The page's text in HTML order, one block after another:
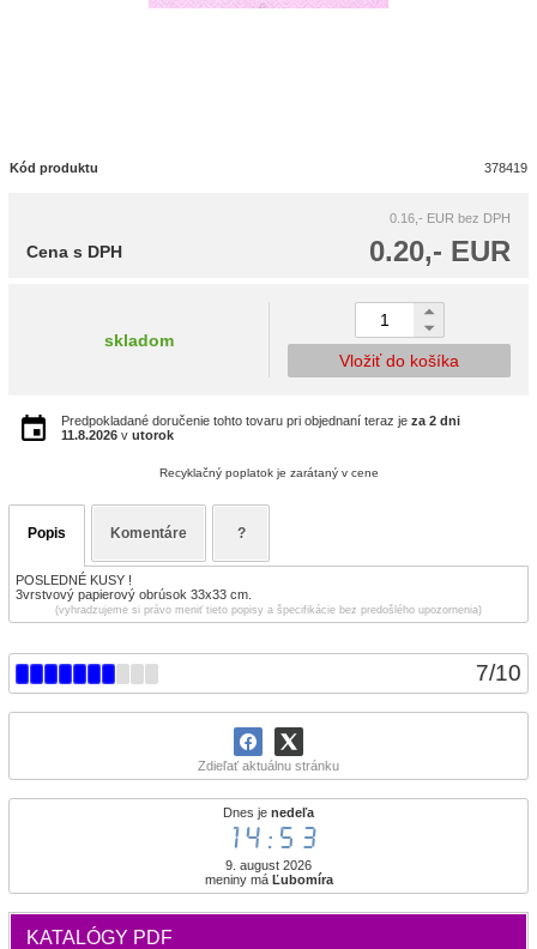
7/10
Zdieľať aktuálnu stránku
Dnes je nedeľa
14:53
9. august 2026
meniny má Ľubomíra
KATALÓGY PDF
Kód produktu 378419
0.16,- EUR bez DPH
0.20,- EUR
Cena s DPH
skladom
Vložiť do košíka
Predpokladané doručenie tohto tovaru pri objednaní teraz je za 2 dni
11.8.2026 v utorok
Recyklačný poplatok je zarátaný v cene
Popis Komentáre ?
POSLEDNÉ KUSY !
3vrstvový papierový obrúsok 33x33 cm.
(vyhradzujeme si právo meniť tieto popisy a špecifikácie bez predošlého upozornenia)